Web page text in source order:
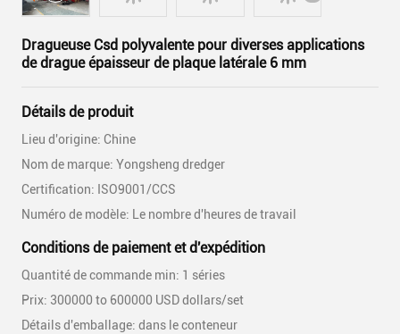
Dragueuse Csd polyvalente pour diverses applications
de drague épaisseur de plaque latérale 6 mm
Détails de produit
Lieu d'origine: Chine
Nom de marque: Yongsheng dredger
Certification: ISO9001/CCS
Numéro de modèle: Le nombre d'heures de travail
Conditions de paiement et d'expédition
Quantité de commande min: 1 séries
Prix: 300000 to 600000 USD dollars/set
Détails d'emballage: dans le conteneur